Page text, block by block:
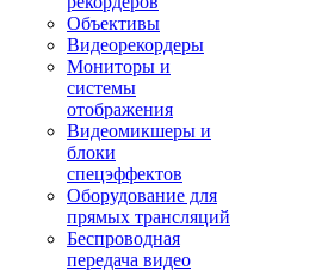
Объективы
Видеорекордеры
Мониторы и
системы
отображения
Видеомикшеры и
блоки
спецэффектов
Оборудование для
прямых трансляций
Беспроводная
передача видео